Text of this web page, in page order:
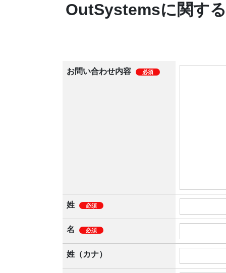
OutSystemsに関す
お問い合わせ内容 必須
姓 必須
名 必須
姓（カナ）